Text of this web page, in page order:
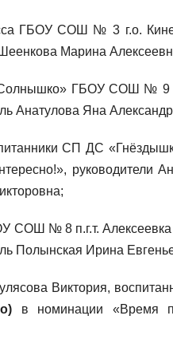
ГБОУ СОШ № 3 г.о.
Марина
ГБОУ СОШ № 9
Анатулова Яна
СП ДС
руководители
СОШ № 8 п.г.т. Алексеевка
Полынская Ирина
Виктория,
в номинации «Время